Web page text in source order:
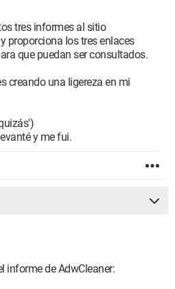
tres informes al sitio
proporciona los tres enlaces
que puedan ser consultados.
creando una ligereza en mi
y me fui.
informe de AdwCleaner: